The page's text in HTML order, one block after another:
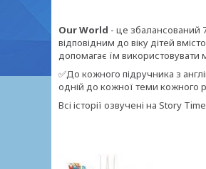
Our World - це збалансований
відповідним до віку дітей
допомагає їм використовувати
✅До кожного підручника з
одній до кожної теми кожного
Всі історії озвучені на Story